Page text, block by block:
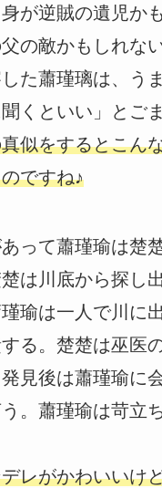
が逆賊の遺児か
の敵かもしれな
た蕭瑾璃は、う
くといい」とごま
似をするとこん
ですね♪
って蕭瑾瑜は楚
は川底から探し
瑜は一人で川に
る。楚楚は巫医
見後は蕭瑾瑜に
。蕭瑾瑜は苛立
レがかわいいけ